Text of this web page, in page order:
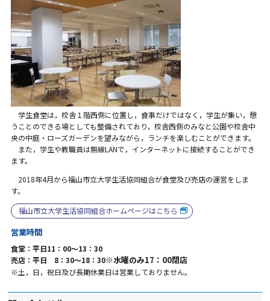
学生食堂は，校舎１階西側に位置し，食事だけではなく，学生が集い，憩
うことのできる場としても整備されており，校舎西側のみなと公園や校舎中
央の中庭・ローズガーデンを望みながら，ランチを楽しむことができます。
また，学生や教職員は無線LANで，インターネットに接続することができ
ます。
2018年4月から福山市立大学生活協同組合が食堂及び売店の運営をしま
す。
福山市立大学生活協同組合ホームページはこちら
営業時間
食堂：平日11：00～13：30
売店：平日 8：30～18：30※水曜のみ17：00閉店
※土，日，祝日及び長期休業日は営業しておりません。